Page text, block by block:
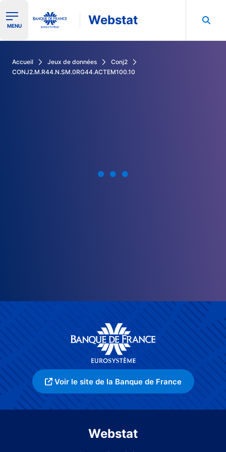
Ouvrir le menu de navigation
MENU Webstat
Accueil Jeux de données
Conj2
CONJ2.M.R44.N.SM.0RG44.ACTEM100.10
Voir le site de la Banque de France
Webstat